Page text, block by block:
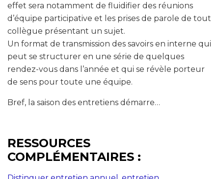
effet sera notamment de fluidifier des réunions
d’équipe participative et les prises de parole de tout
collègue présentant un sujet.
Un format de transmission des savoirs en interne qui
peut se structurer en une série de quelques
rendez-vous dans l’année et qui se révèle porteur
de sens pour toute une équipe.
Bref, la saison des entretiens démarre…
RESSOURCES
COMPLÉMENTAIRES :